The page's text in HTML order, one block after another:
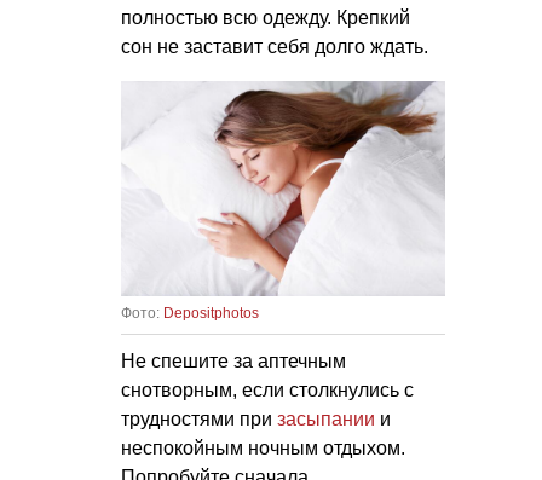
полностью всю одежду. Крепкий
сон не заставит себя долго ждать.
Фото: Depositphotos
Не спешите за аптечным
снотворным, если столкнулись с
трудностями при засыпании и
неспокойным ночным отдыхом.